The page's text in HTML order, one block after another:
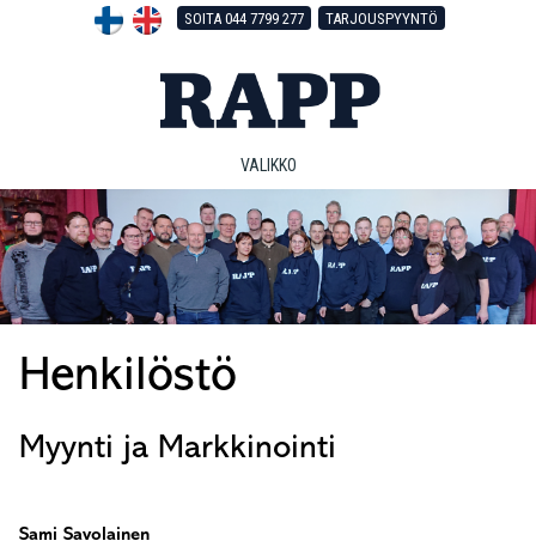
SOITA 044 7799 277 TARJOUSPYYNTÖ
VALIKKO
Henkilöstö
Myynti ja Markkinointi
Sami Savolainen